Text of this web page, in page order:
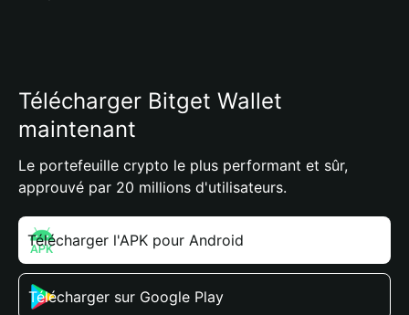
Télécharger Bitget Wallet
maintenant
Le portefeuille crypto le plus performant et sûr,
approuvé par 20 millions d'utilisateurs.
Télécharger l'APK pour Android
Télécharger sur Google Play